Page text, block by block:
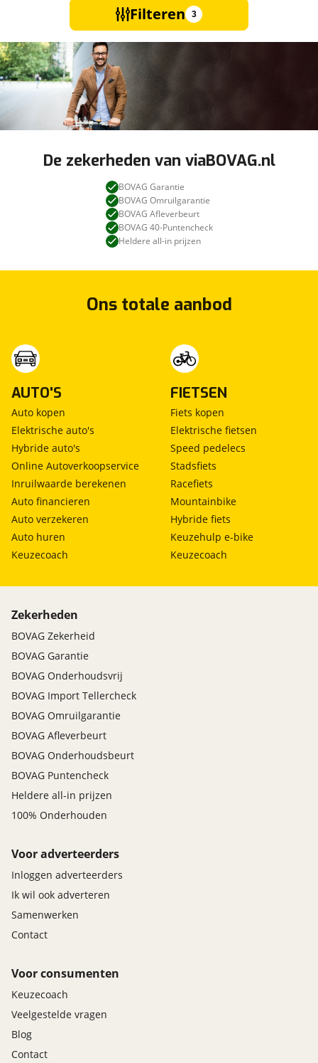
Filteren 3
De zekerheden van viaBOVAG.nl
BOVAG Garantie
BOVAG Omruilgarantie
BOVAG Afleverbeurt
BOVAG 40-Puntencheck
Heldere all-in prijzen
Ons totale aanbod
AUTO'S
Auto kopen
Elektrische auto's
Hybride auto's
Online Autoverkoopservice
Inruilwaarde berekenen
Auto financieren
Auto verzekeren
Auto huren
Keuzecoach
FIETSEN
Fiets kopen
Elektrische fietsen
Speed pedelecs
Stadsfiets
Racefiets
Mountainbike
Hybride fiets
Keuzehulp e-bike
Keuzecoach
Zekerheden
BOVAG Zekerheid
BOVAG Garantie
BOVAG Onderhoudsvrij
BOVAG Import Tellercheck
BOVAG Omruilgarantie
BOVAG Afleverbeurt
BOVAG Onderhoudsbeurt
BOVAG Puntencheck
Heldere all-in prijzen
100% Onderhouden
Voor adverteerders
Inloggen adverteerders
Ik wil ook adverteren
Samenwerken
Contact
Voor consumenten
Keuzecoach
Veelgestelde vragen
Blog
Contact